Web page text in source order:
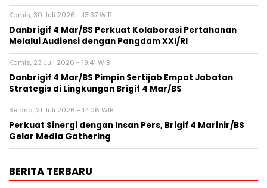
Kamis, 30 Juli 2026 - 13:37 WIB
Danbrigif 4 Mar/BS Perkuat Kolaborasi Pertahanan
Melalui Audiensi dengan Pangdam XXI/RI
Kamis, 23 Juli 2026 - 19:41 WIB
Danbrigif 4 Mar/BS Pimpin Sertijab Empat Jabatan
Strategis di Lingkungan Brigif 4 Mar/BS
Selasa, 21 Juli 2026 - 14:06 WIB
Perkuat Sinergi dengan Insan Pers, Brigif 4 Marinir/BS
Gelar Media Gathering
BERITA TERBARU